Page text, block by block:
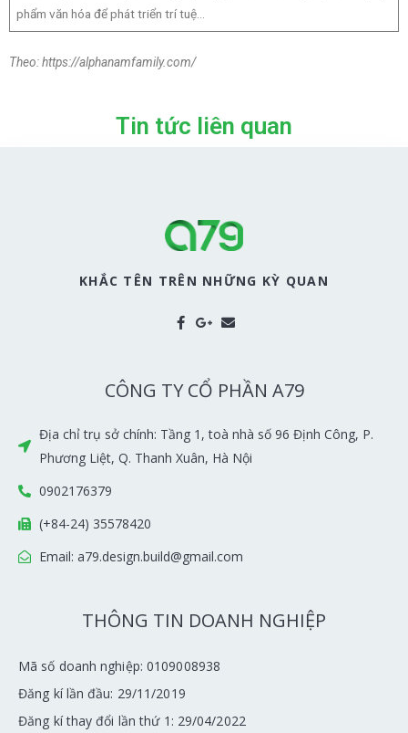
phẩm văn hóa để phát triển trí tuệ…
Theo: https://alphanamfamily.com/
Tin tức liên quan
KHẮC TÊN TRÊN NHỮNG KỲ QUAN
CÔNG TY CỔ PHẦN A79
Địa chỉ trụ sở chính: Tầng 1, toà nhà số 96 Định Công, P.
Phương Liệt, Q. Thanh Xuân, Hà Nội
0902176379
(+84-24) 35578420
Email: a79.design.build@gmail.com
THÔNG TIN DOANH NGHIỆP
Mã số doanh nghiệp: 0109008938
Đăng kí lần đầu: 29/11/2019
Đăng kí thay đổi lần thứ 1: 29/04/2022